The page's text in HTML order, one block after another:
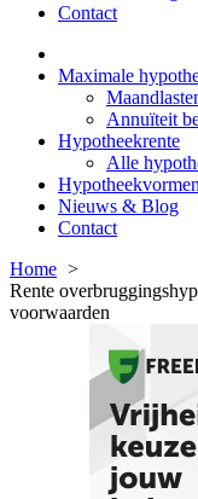
Contact
Maximale
Annuïteit
Hypotheekrente
Alle
Hypotheekvormen
Nieuws & Blog
Contact
Home
Rente
voorwaarden